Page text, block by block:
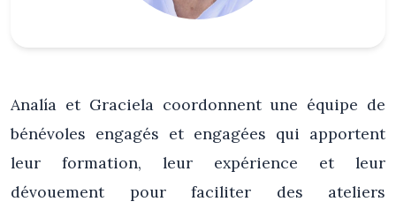
Analía et Graciela coordonnent une équipe de
bénévoles engagés et engagées qui apportent
leur formation, leur expérience et leur
dévouement pour faciliter des ateliers